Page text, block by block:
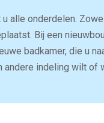
alle onderdelen.
Bij een
badkamer, die u
indeling wilt of